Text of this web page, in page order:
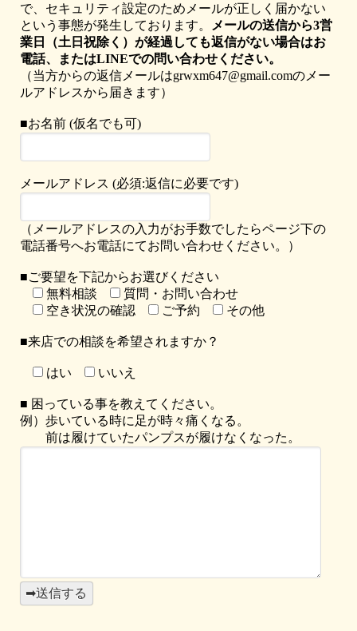
で、セキュリティ設定のためメールが正しく届かない
という事態が発生しております。
メールの送信から3営
業日（土日祝除く）が経過しても返信がない場合はお
電話、またはLINEでの問い合わせください。
（当方からの返信メールはgrwxm647@gmail.comのメー
ルアドレスから届きます）
■お名前 (仮名でも可)
メールアドレス (必須:返信に必要です)
（メールアドレスの入力がお手数でしたらページ下の
電話番号へお電話にてお問い合わせください。）
■ご要望を下記からお選びください
無料相談
質問・お問い合わせ
空き状況の確認
ご予約 その他
■来店での相談を希望されますか？
はい いいえ
■ 困っている事を教えてください。
例）歩いている時に足が時々痛くなる。
前は履けていたパンプスが履けなくなった。